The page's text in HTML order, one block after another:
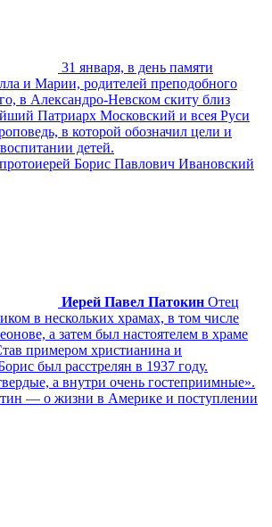
31 января, в день памяти
и Марии, родителей преподобного
в Александро-Невском скиту близ
Патриарх Московский и всея Руси
в которой обозначил цели и
детей.
Борис Павлович Ивановский
Иерей Павел Патокин Отец
в нескольких храмах, в том числе
а затем был настоятелем в храме
примером христианина и
был расстрелян в 1937 году.
а внутри очень гостеприимные».
— о жизни в Америке и поступлении